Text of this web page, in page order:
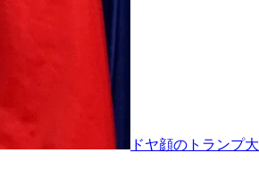
ドヤ顔のトランプ大